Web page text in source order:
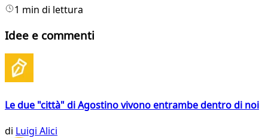
1 min di lettura
Idee e commenti
Le due "città" di Agostino vivono entrambe dentro di noi
di Luigi Alici